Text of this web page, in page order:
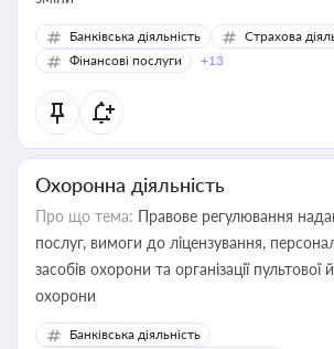
Банківська діяльність
Страхова
Фінансові послуги
+13
Охоронна діяльність
Про що тема: Правове регулювання
послуг, вимоги до ліцензування,
засобів охорони та організації пультової
охорони
Банківська діяльність